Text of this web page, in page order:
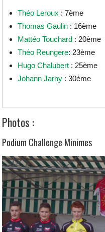
Théo Leroux : 7ème
Thomas Gaulin : 16ème
Mattéo Touchard : 20ème
Théo Reungere: 23ème
Hugo Chalubert : 25ème
Johann Jarny : 30ème
Photos :
Podium Challenge Minimes